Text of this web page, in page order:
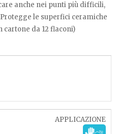
anche nei punti più difficili,
le superfici ceramiche
da 12 flaconi)
APPLICAZIONE